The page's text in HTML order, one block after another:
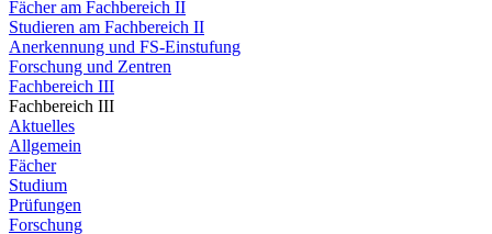
Fächer am Fachbereich II
Studieren am Fachbereich II
Anerkennung und FS-Einstufung
Forschung und Zentren
Fachbereich III
Fachbereich III
Aktuelles
Allgemein
Fächer
Studium
Prüfungen
Forschung